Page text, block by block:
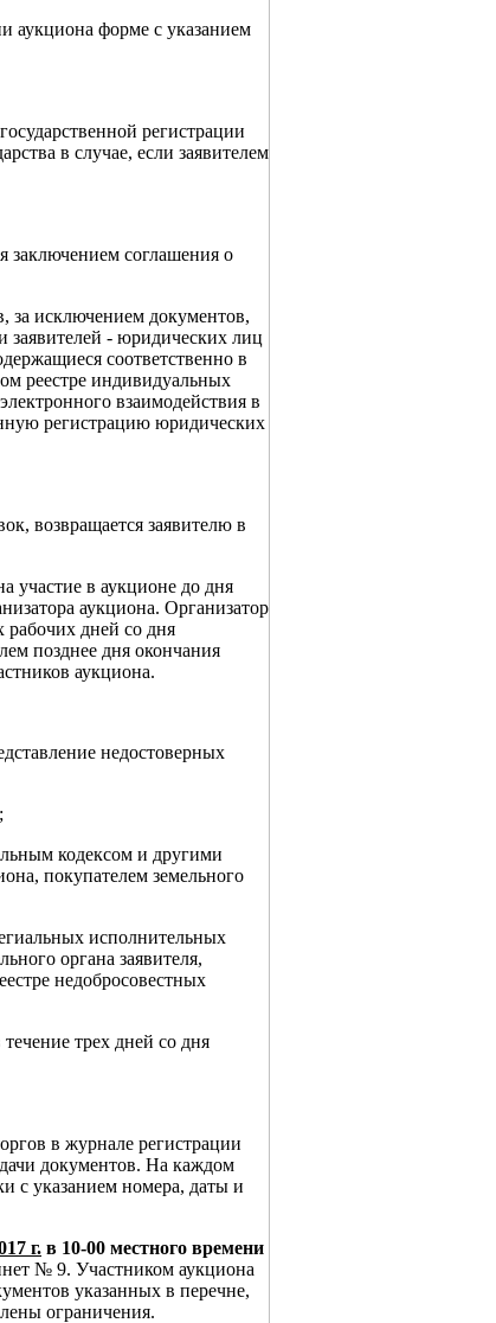
аукциона форме с указанием
регистрации
в случае, если заявителем
заключением соглашения о
за исключением документов,
заявителей - юридических лиц
соответственно в
реестре индивидуальных
взаимодействия в
регистрацию юридических
возвращается заявителю в
участие в аукционе до дня
аукциона. Организатор
рабочих дней со дня
позднее дня окончания
аукциона.
недостоверных
кодексом и другими
покупателем земельного
исполнительных
органа заявителя,
недобросовестных
трех дней со дня
в журнале регистрации
документов. На каждом
с указанием номера, даты и
г. в 10-00 местного времени
№ 9. Участником аукциона
указанных в перечне,
ограничения.